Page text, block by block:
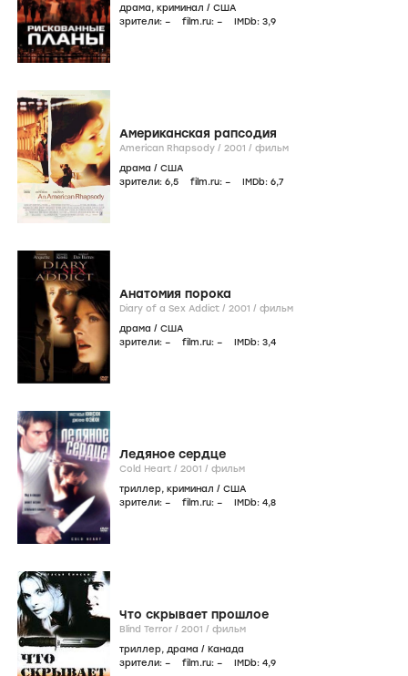
драма, криминал / США
зрители: – film.ru: – IMDb: 3,9
Американская рапсодия
American Rhapsody / 2001 / фильм
драма / США
зрители: 6,5 film.ru: – IMDb: 6,7
Анатомия порока
Diary of a Sex Addict / 2001 / фильм
драма / США
зрители: – film.ru: – IMDb: 3,4
Ледяное сердце
Cold Heart / 2001 / фильм
триллер, криминал / США
зрители: – film.ru: – IMDb: 4,8
Что скрывает прошлое
Blind Terror / 2001 / фильм
триллер, драма / Канада
зрители: – film.ru: – IMDb: 4,9